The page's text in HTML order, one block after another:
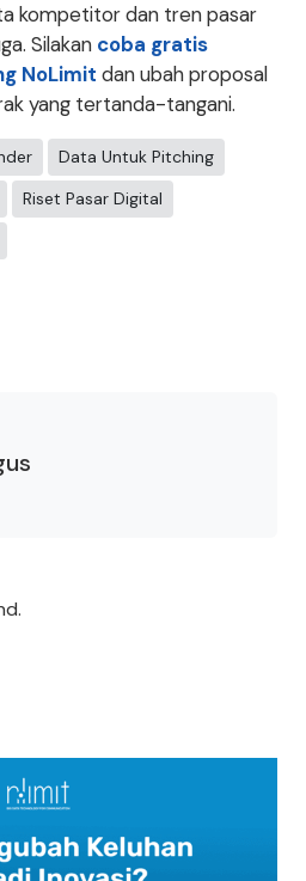
kompetitor dan tren pasar
Silakan coba gratis
NoLimit dan ubah proposal
yang tertanda-tangani.
Data Untuk Pitching
Riset Pasar Digital